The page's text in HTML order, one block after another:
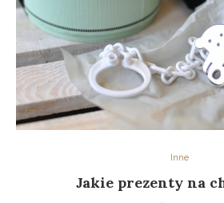
Inne
Jakie prezenty na